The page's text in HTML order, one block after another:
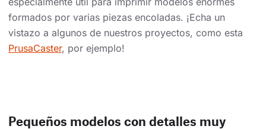
formados por varias piezas encoladas. ¡Echa un
vistazo a algunos de nuestros proyectos, como esta
PrusaCaster, por ejemplo!
Pequeños modelos con detalles muy